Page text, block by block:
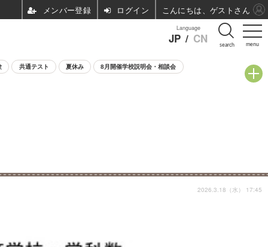
menu
Language
JP / CN search
共通テスト 夏休み 8月開催学校説明会・相談会
2026.3.18（水） 17:45
ログイン こんにちは、ゲストさん